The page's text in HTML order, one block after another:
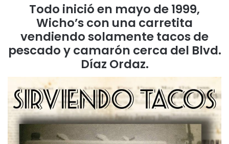
Todo inició en mayo de 1999,
Wicho’s con una carretita
vendiendo solamente tacos de
pescado y camarón cerca del Blvd.
Díaz Ordaz.